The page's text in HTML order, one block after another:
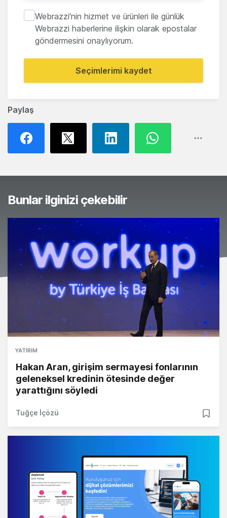
Paylaş
Webrazzi'nin hizmet ve ürünleri ile günlük
Webrazzi haberlerine ilişkin olarak epostalar
göndermesini onaylıyorum.
Seçimlerimi kaydet
Bunlar ilginizi çekebilir
YATIRIM
Hakan Aran, girişim sermayesi fonlarının
geleneksel kredinin ötesinde değer
yarattığını söyledi
Tuğçe İçözü